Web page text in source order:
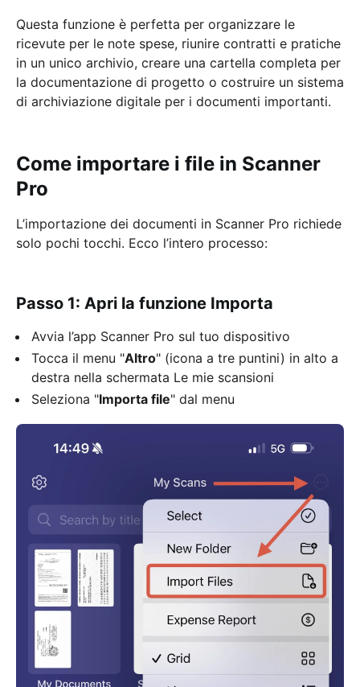
Questa funzione è perfetta per organizzare le
ricevute per le note spese, riunire contratti e pratiche
in un unico archivio, creare una cartella completa per
la documentazione di progetto o costruire un sistema
di archiviazione digitale per i documenti importanti.
Come importare i file in Scanner
Pro
L’importazione dei documenti in Scanner Pro richiede
solo pochi tocchi. Ecco l’intero processo:
Passo 1: Apri la funzione Importa
Avvia l’app Scanner Pro sul tuo dispositivo
Tocca il menu "Altro" (icona a tre puntini) in alto a
destra nella schermata Le mie scansioni
Seleziona "Importa file" dal menu